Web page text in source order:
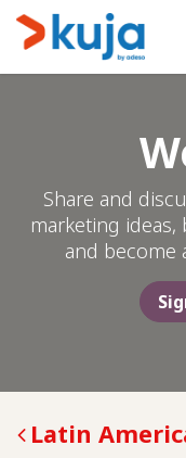
Ir al contenido
Share and
marketing
and become
Latin